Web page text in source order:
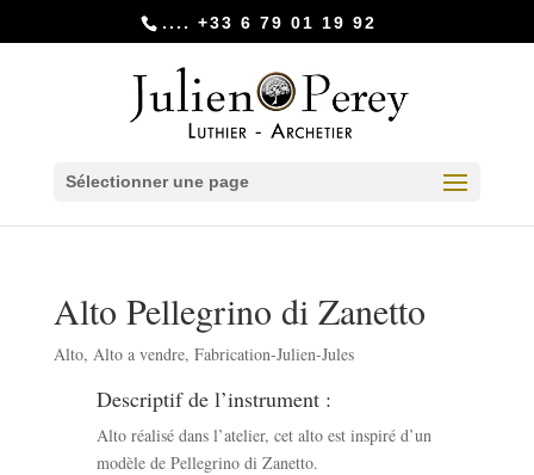
.... +33 6 79 01 19 92
Sélectionner une page
Alto Pellegrino di Zanetto
Alto, Alto a vendre, Fabrication-Julien-Jules
Descriptif de l’instrument :
Alto réalisé dans l’atelier, cet alto est inspiré d’un
modèle de Pellegrino di Zanetto.